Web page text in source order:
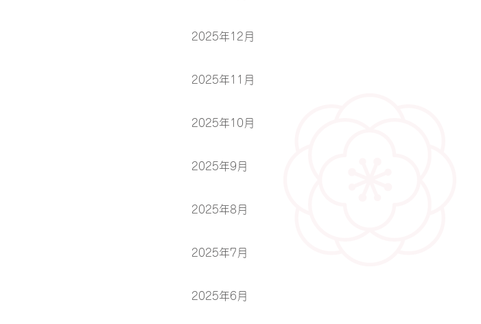
2025年12月
2025年11月
2025年10月
2025年9月
2025年8月
2025年7月
2025年6月